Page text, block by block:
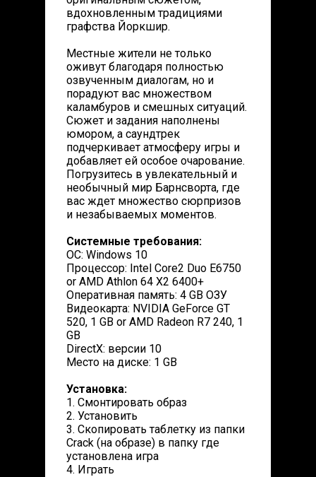
вдохновленным традициями
графства Йоркшир.
Местные жители не только
оживут благодаря полностью
озвученным диалогам, но и
порадуют вас множеством
каламбуров и смешных ситуаций.
Сюжет и задания наполнены
юмором, а саундтрек
подчеркивает атмосферу игры и
добавляет ей особое очарование.
Погрузитесь в увлекательный и
необычный мир Барнсворта, где
вас ждет множество сюрпризов
и незабываемых моментов.
Системные требования:
ОС: Windows 10
Процессор: Intel Core2 Duo E6750
or AMD Athlon 64 X2 6400+
Оперативная память: 4 GB ОЗУ
Видеокарта: NVIDIA GeForce GT
520, 1 GB or AMD Radeon R7 240, 1
GB
DirectX: версии 10
Место на диске: 1 GB
Установка:
1. Смонтировать образ
2. Установить
3. Скопировать таблетку из папки
Crack (на образе) в папку где
установлена игра
4. Играть